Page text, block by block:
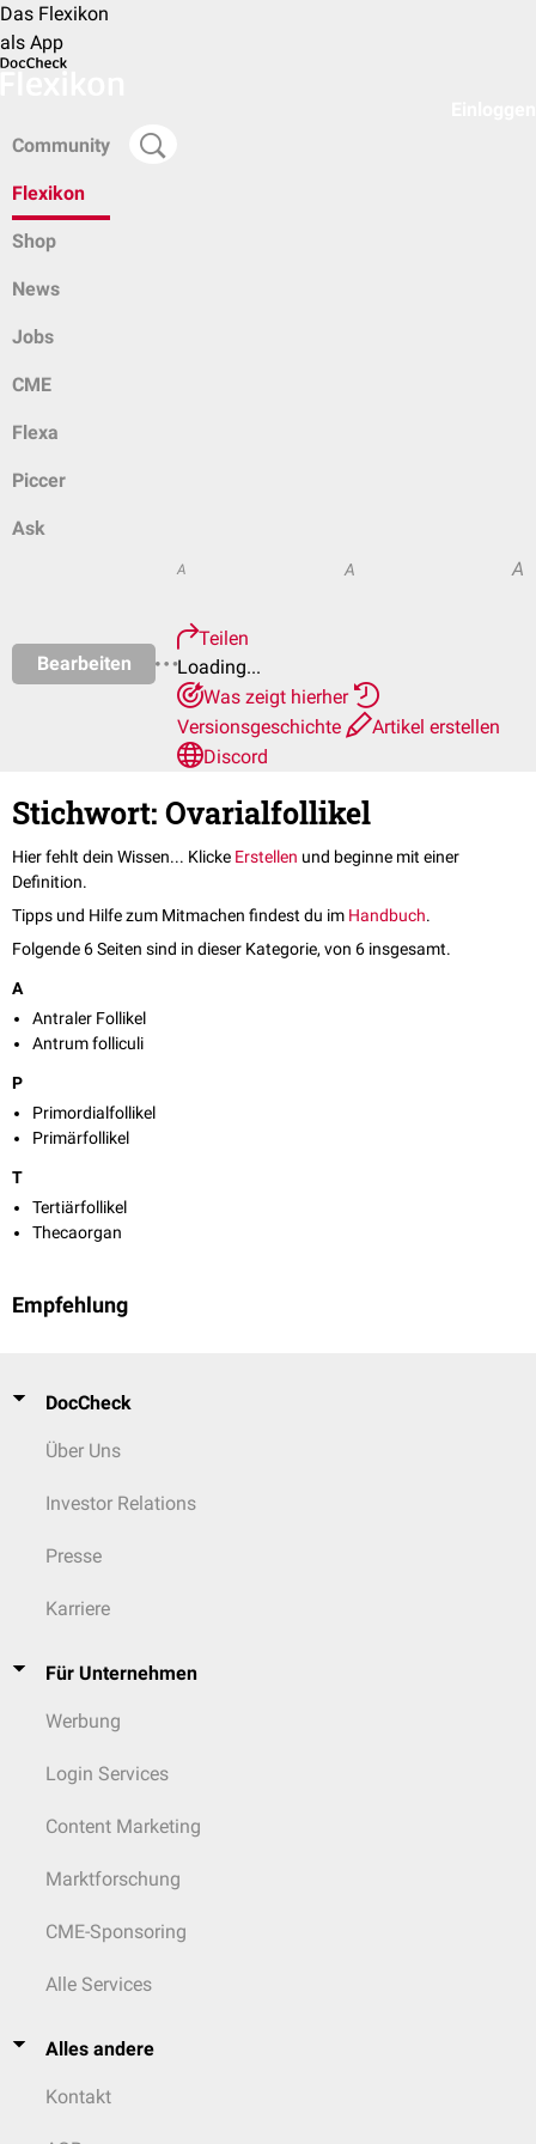
Das Flexikon
als App
Community
Flexikon
Shop
News
Jobs
CME
Flexa
Piccer
Ask
Bearbeiten
A A A
Teilen
Loading...
Was zeigt hierher
Versionsgeschichte
Artikel erstellen
Discord
Stichwort: Ovarialfollikel
Hier fehlt dein Wissen... Klicke Erstellen und beginne mit einer
Definition.
Tipps und Hilfe zum Mitmachen findest du im Handbuch.
Folgende 6 Seiten sind in dieser Kategorie, von 6 insgesamt.
A
Antraler Follikel
Antrum folliculi
P
Primordialfollikel
Primärfollikel
T
Tertiärfollikel
Thecaorgan
Empfehlung
DocCheck
Über Uns
Investor Relations
Presse
Karriere
Für Unternehmen
Werbung
Login Services
Content Marketing
Marktforschung
CME-Sponsoring
Alle Services
Alles andere
Kontakt